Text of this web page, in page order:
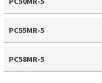
PC55MR-5
PC58MR-5